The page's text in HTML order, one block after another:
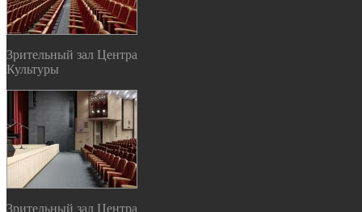
Зрительный зал Центра
Культуры
Зрительный зал Центра